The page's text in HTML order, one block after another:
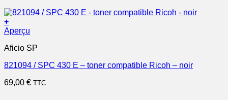
+
Aperçu
Aficio SP
821094 / SPC 430 E – toner compatible Ricoh – noir
69,00 € TTC